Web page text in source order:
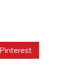
Pinterest